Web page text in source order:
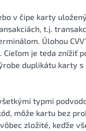
v čipe karty
t.j.
Úlohou
je teda znížiť
duplikátu karty s
typmi
môže kartu bez
zložité, keďže